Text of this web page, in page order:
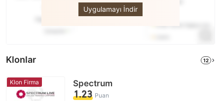
Uygulamayı İndir
Klonlar 12
Klon Firma Spectrum
1.23 Puan